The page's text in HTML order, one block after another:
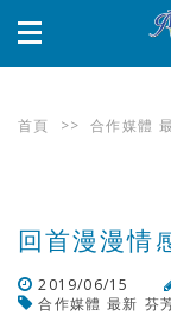
首頁 >> 合作媒體
回首漫漫情
2019/06/15
合作媒體 最新 芬